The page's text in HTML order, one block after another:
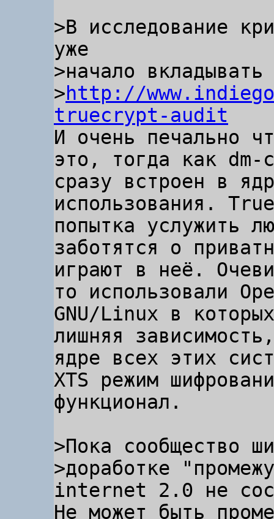
>В исследование
уже
>начало
>http://
truecrypt-audit
И очень печально
это, тогда как
сразу встроен в
использования.
попытка услужить
заботятся о
играют в неё.
то использовали
GNU/Linux в
лишняя
ядре всех этих
XTS режим
функционал.
>Пока сообщество
>доработке
Не может быть